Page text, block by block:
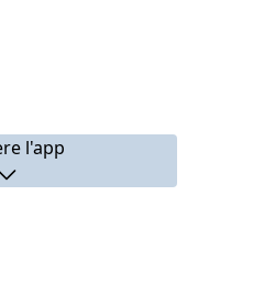
l'app